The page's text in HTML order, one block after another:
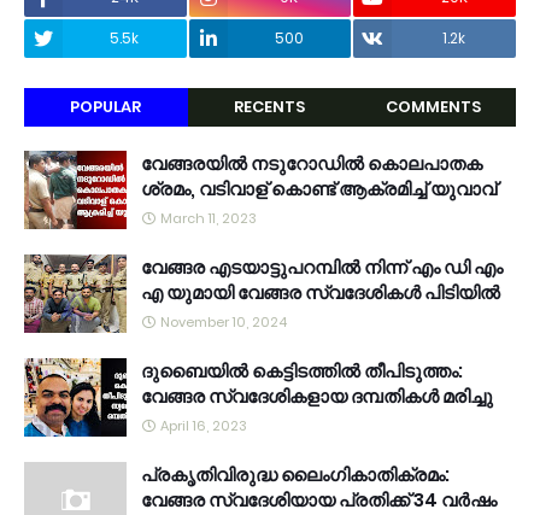
5.5k
500 1.2k
POPULAR RECENTS COMMENTS
വേങ്ങരയിൽ നടുറോഡിൽ കൊലപാതക
ശ്രമം, വടിവാള് കൊണ്ട് ആക്രമിച്ച് യുവാവ്
March 11, 2023
വേങ്ങര എടയാട്ടുപറമ്പിൽ നിന്ന് എം ഡി എം
എ യുമായി വേങ്ങര സ്വദേശികൾ പിടിയിൽ
November 10, 2024
ദുബൈയിൽ കെട്ടിടത്തിൽ തീപിടുത്തം:
വേങ്ങര സ്വദേശികളായ ദമ്പതികൾ മരിച്ചു
April 16, 2023
പ്രകൃതിവിരുദ്ധ ലൈംഗികാതിക്രമം:
വേങ്ങര സ്വദേശിയായ പ്രതിക്ക് 34 വര്‍ഷം